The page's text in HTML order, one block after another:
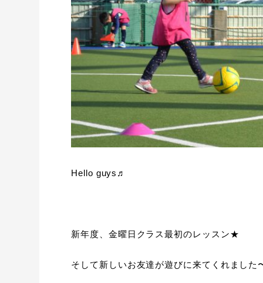
Hello guys♬
新年度、金曜日クラス最初のレッスン★
そして新しいお友達が遊びに来てくれました